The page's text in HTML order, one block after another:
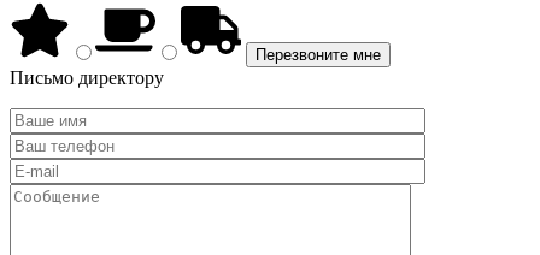
Письмо директору